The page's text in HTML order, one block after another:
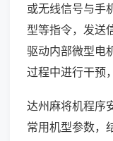
或无线信号与手
型等指令，发送
驱动内部微型电
过程中进行干预
达州麻将机程序
常用机型参数，